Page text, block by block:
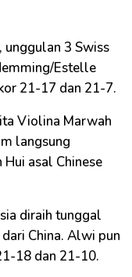
unggulan 3 Swiss
Estelle
21-17 dan 21-7.
Violina Marwah
langsung
Hui asal Chinese
diraih tunggal
China. Alwi pun
18 dan 21-10.